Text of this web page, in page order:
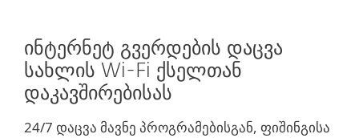
ინტერნეტ გვერდების დაცვა
სახლის Wi-Fi ქსელთან
დაკავშირებისას
24/7 დაცვა მავნე პროგრამებისგან, ფიშინგისა